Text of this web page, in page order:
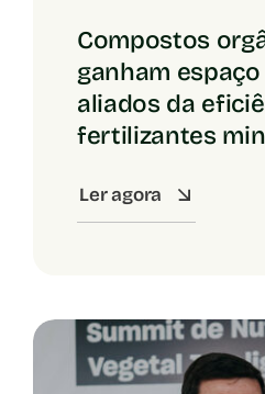
Compostos
ganham
aliados da
fertilizantes
Ler agora